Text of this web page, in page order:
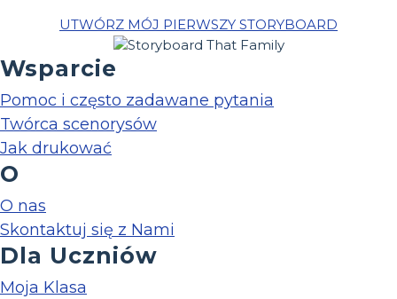
UTWÓRZ MÓJ PIERWSZY STORYBOARD
Wsparcie
Pomoc i często zadawane pytania
Twórca scenorysów
Jak drukować
O
O nas
Skontaktuj się z Nami
Dla Uczniów
Moja Klasa